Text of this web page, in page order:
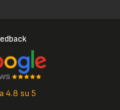
4.8 su 5